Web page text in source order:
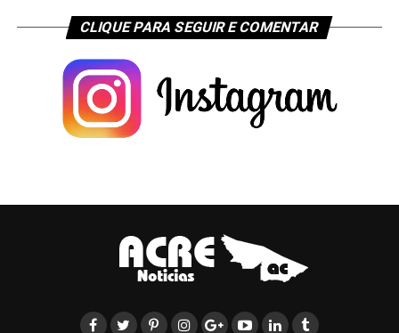
CLIQUE PARA SEGUIR E COMENTAR